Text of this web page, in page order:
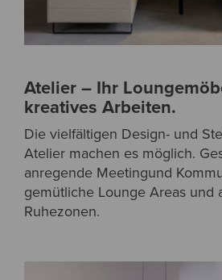
Atelier – Ihr
kreatives Arbeiten.
Die vielfältigen Design- und
Atelier machen es möglich.
anregende Meetingund
gemütliche Lounge Areas und
Ruhezonen.